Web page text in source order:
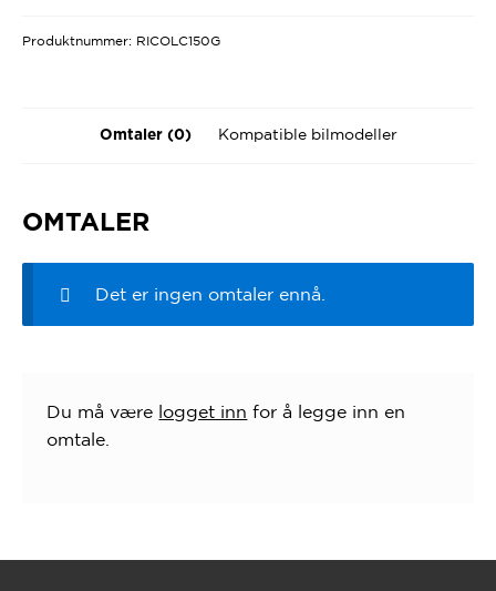
Produktnummer: RICOLC150G
Omtaler (0) Kompatible bilmodeller
OMTALER
Det er ingen omtaler ennå.
Du må være logget inn for å legge inn en
omtale.